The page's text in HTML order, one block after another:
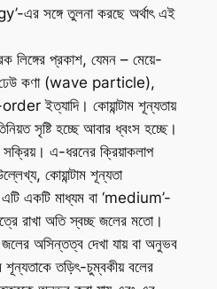
এর সঙ্গে তুলনা করছে অর্থাৎ এই
লিঙ্গের প্রকাশ, যেমন – মেয়ে-
কণা (wave particle),
ইত্যাদি। কোয়ান্টাম শূন্যতায়
সৃষ্টি হচ্ছে আবার ধ্বংস হচ্ছে।
সক্রিয়। এ-ধরনের ক্রিয়াকলাপ
কোয়ান্টাম শূন্যতা
এটি একটি মাধ্যম বা ‘medium’-
রাখা অতি স্বচ্ছ জলের মতো।
অসিন্তত্ব দেখা যায় বা অনুভব
শূন্যতাকে তড়িৎ-চুম্বকীয় বলের